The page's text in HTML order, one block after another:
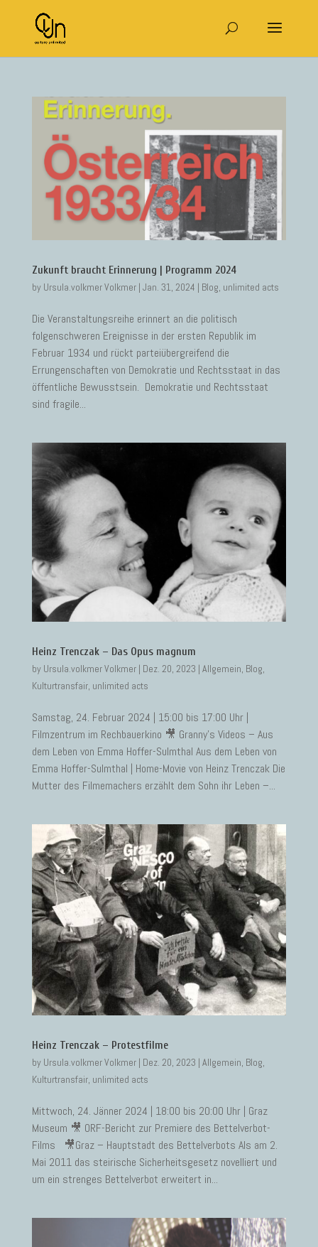
Zukunft braucht Erinnerung | Programm 2024
by Ursula.volkmer Volkmer| Jan. 31, 2024 | Blog unlimited acts
Die Veranstaltungsreihe erinnert an die politisch
folgenschweren Ereignisse in der ersten Republik im
Februar 1934 und rückt parteiübergreifend die
Errungenschaften von Demokratie und Rechtsstaat in das
öffentliche Bewusstsein. Demokratie und Rechtsstaat
sind fragile...
Heinz Trenczak – Das Opus magnum
by Ursula.volkmer Volkmer| Dez. 20, 2023 | Allgemein, Blog,
Kulturtransfair, unlimited acts
Samstag, 24. Februar 2024 | 15:00 bis 17:00 Uhr |
Filmzentrum im Rechbauerkino 🎥 Granny’s Videos – Aus
dem Leben von Emma Hoffer-Sulmthal Aus dem Leben von
Emma Hoffer-Sulmthal | Home-Movie von Heinz Trenczak Die
Mutter des Filmemachers erzählt dem Sohn ihr Leben –...
Heinz Trenczak – Protestfilme
by Ursula.volkmer Volkmer| Dez. 20, 2023 | Allgemein, Blog,
Kulturtransfair, unlimited acts
Mittwoch, 24. Jänner 2024 | 18:00 bis 20:00 Uhr | Graz
Museum 🎥 ORF-Bericht zur Premiere des Bettelverbot-
Films 🎥Graz – Hauptstadt des Bettelverbots Als am 2.
Mai 2011 das steirische Sicherheitsgesetz novelliert und
um ein strenges Bettelverbot erweitert in...